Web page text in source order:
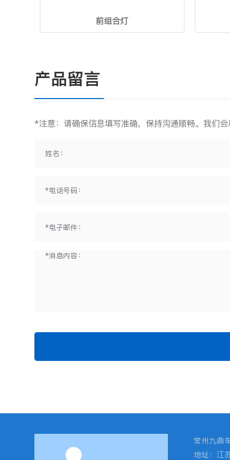
前组合灯
产品留言
*注意：请确保信息填写准确，保持沟通顺畅。我们
常州九鼎
地址：江